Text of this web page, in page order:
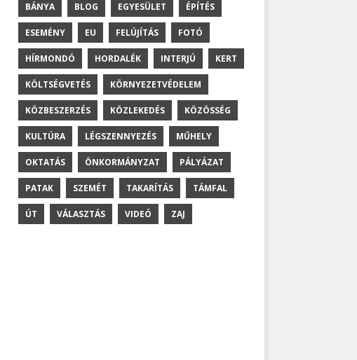
BÁNYA BLOG EGYESÜLET ÉPÍTÉS
ESEMÉNY EU FELÚJÍTÁS FOTÓ
HÍRMONDÓ HORDALÉK INTERJÚ KERT
KÖLTSÉGVETÉS KÖRNYEZETVÉDELEM
KÖZBESZERZÉS KÖZLEKEDÉS KÖZÖSSÉG
KULTÚRA LÉGSZENNYEZÉS MŰHELY
OKTATÁS ÖNKORMÁNYZAT PÁLYÁZAT
PATAK SZEMÉT TAKARÍTÁS TÁMFAL
ÚT VÁLASZTÁS VIDEÓ ZAJ